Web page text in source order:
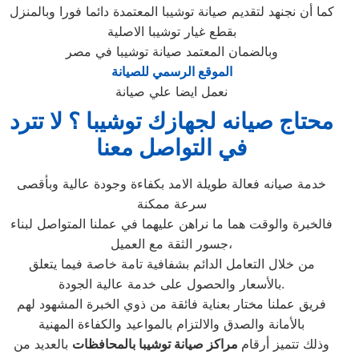
كما أن نجنهد لتقديم صيانة توشيبا المعتمدة دائما فورا وبالمنزل
بقطع غيار توشيبا الاصلية
وبالضمان المعتمد صيانة توشيبا في مصر
الموقع الرسمي للصيانة
نعمل ايضا علي صيانة
محتاج صيانه لجهازك توشيبا ؟ لا تترد
في التواصل معنا
خدمة صيانه فعالة طويلة الامد بكفاءة وجودة عالية وبأقصى
سرعة ممكنة
فالخبرة والوقت هما ما نراهن عليهما في عملنا المتواصل لبناء
جسور الثقة مع العميل،
من خلال التعامل الدائم بشفافية تامة خاصة فيما يتعلق
بالأسعار والحصول على خدمة عالية الجودة.
فريق عملنا مختار بعناية فائقة من ذوي الخبرة المشهود لهم
بالأمانة والصدق والالتزام بالمواعيد والكفاءة المهنية
وذلك تتميز أرقام مراكز صيانة توشيبا بالمحافظات بالعديد من